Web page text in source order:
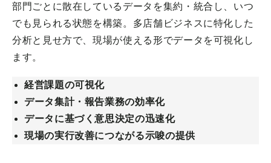
部門ごとに散在しているデータを集約・統合し、いつ
でも見られる状態を構築。多店舗ビジネスに特化した
分析と見せ方で、現場が使える形でデータを可視化し
ます。
経営課題の可視化
データ集計・報告業務の効率化
データに基づく意思決定の迅速化
現場の実行改善につながる示唆の提供